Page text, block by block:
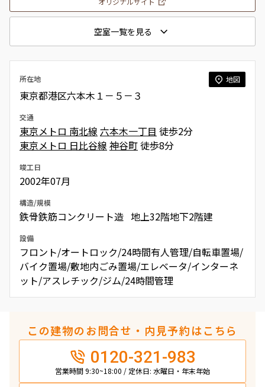
空室一覧を見る
所在地 地図
東京都港区六本木１－５－３
交通
東京メトロ 南北線 六本木一丁目 徒歩2分
東京メトロ 日比谷線 神谷町徒歩8分
竣工日
2002年07月
構造/規模
鉄骨鉄筋コンクリート造 地上32階地下2階建
設備
フロント/オートロック/24時間有人管理/自転車置場/
バイク置場/敷地内ごみ置場/エレベータ/インターネ
ット/アスレチック/ジム/24時間管理
この建物のお問合せ・内見予約はこちら
0120-321-983
営業時間 9:30~18:00 / 定休日: 水曜日・年末年始